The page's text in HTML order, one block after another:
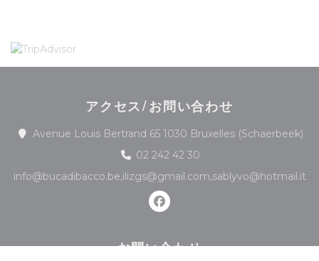
アクセス/お問い合わせ
Avenue Louis Bertrand 65 1030 Bruxelles (Schaerbeek)((
02 242 42 30
info@bucadibacco.be,ilizgs@gmail.com,sablyvo@hotmail.it
Facebook ((新しいウィンド
お問い合わせ